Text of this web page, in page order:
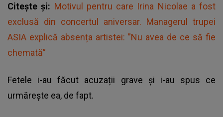
Citește și: Motivul pentru care Irina Nicolae a fost
exclusă din concertul aniversar. Managerul trupei
ASIA explică absența artistei: ”Nu avea de ce să fie
chemată”
Fetele i-au făcut acuzații grave și i-au spus ce
urmărește ea, de fapt.